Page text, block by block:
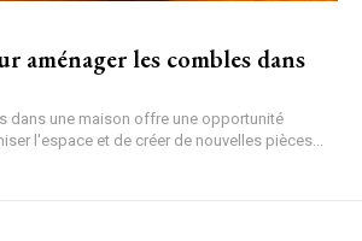
aménager les combles dans
dans une maison offre une opportunité
l'espace et de créer de nouvelles pièces...